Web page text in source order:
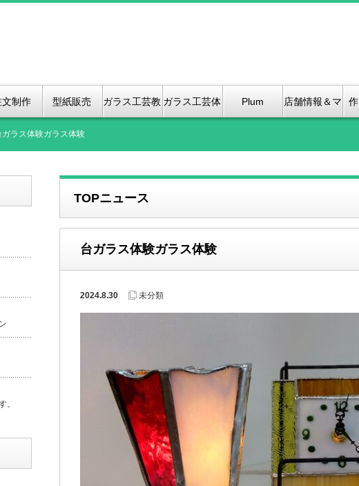
文制作 型紙販売 ガラス工芸教 ガラス工芸体 Plum
GLass
店舗情報＆マ
ガラス体験ガラス体験
TOPニュース
台ガラス体験ガラス体験
2024.8.30 未分類
、